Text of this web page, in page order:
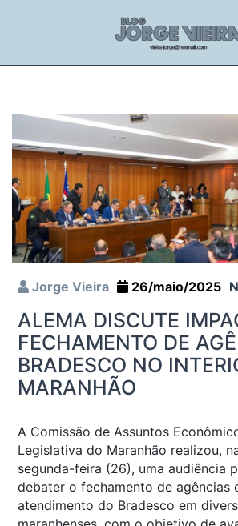
Jorge Vieira 26/maio/2025
ALEMA DISCUTE
FECHAMENTO DE
BRADESCO NO
MARANHÃO
A Comissão de Assuntos
Legislativa do Maranhão realizou,
segunda-feira (26), uma audiência
debater o fechamento de agências
atendimento do Bradesco em